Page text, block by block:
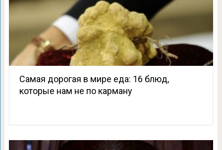
Самая дорогая в мире еда: 16 блюд,
которые нам не по карману